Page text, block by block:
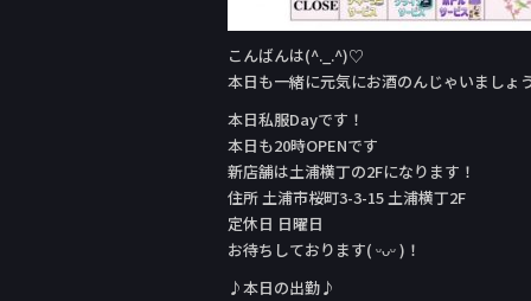
こんばんは(^._.^)♡
本日も一緒に元気にお酒のんじゃいましょ
本日私服Day‬です！
本日も20時OPENです
新店舗は土浦横丁の2Fになります！
住所 土浦市桜町3-3-15 土浦横丁2F
定休日 日曜日
お待ちしております( ᵕᴗᵕ )！
♪本日の出勤♪